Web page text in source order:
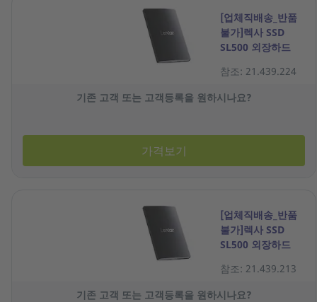
[업체직배송_반품
불가]렉사 SSD
SL500 외장하드
참조: 21.439.224
기존 고객 또는 고객등록을 원하시나요?
가격보기
[업체직배송_반품
불가]렉사 SSD
SL500 외장하드
참조: 21.439.213
기존 고객 또는 고객등록을 원하시나요?